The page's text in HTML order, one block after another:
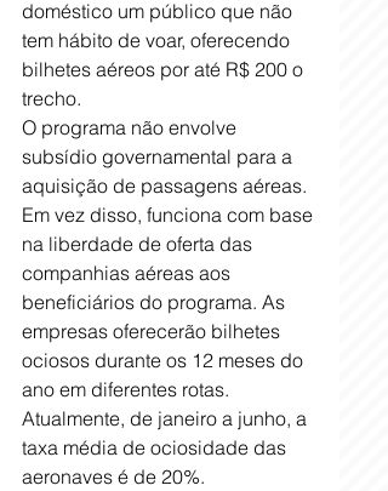
doméstico um público que não
tem hábito de voar, oferecendo
bilhetes aéreos por até R$ 200 o
trecho.
O programa não envolve
subsídio governamental para a
aquisição de passagens aéreas.
Em vez disso, funciona com base
na liberdade de oferta das
companhias aéreas aos
beneficiários do programa. As
empresas oferecerão bilhetes
ociosos durante os 12 meses do
ano em diferentes rotas.
Atualmente, de janeiro a junho, a
taxa média de ociosidade das
aeronaves é de 20%.